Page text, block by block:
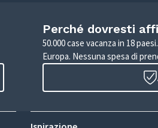
Perché dovresti
50.000 case vacanza in 18
Europa. Nessuna spesa di